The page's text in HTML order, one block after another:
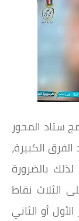
ستاد المحور
الكبيرة،
بالضرورة
الثلاث نقاط
أو الثاني